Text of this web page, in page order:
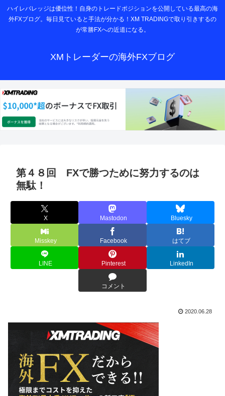
ハイレバレッジは優位性！自身のトレードポジションを公開している最高の海
外FXブログ。毎日見ていると手法が分かる！XM TRADINGで取り引きするの
が常勝FXへの近道になる。
XMトレーダーの海外FXブログ
第４８回 FXで勝つために努力するのは
無駄！
X Mastodon Bluesky
Misskey Facebook はてブ
LINE Pinterest LinkedIn
コメント
2020.06.28